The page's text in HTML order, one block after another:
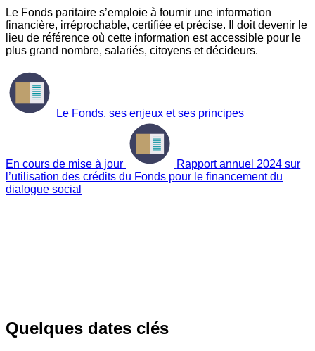
Le Fonds paritaire s’emploie à fournir une information
financière, irréprochable, certifiée et précise. Il doit devenir le
lieu de référence où cette information est accessible pour le
plus grand nombre, salariés, citoyens et décideurs.
Le Fonds, ses enjeux et ses principes
En cours de mise à jour
Rapport annuel 2024 sur
l’utilisation des crédits du Fonds pour le financement du
dialogue social
Quelques dates clés